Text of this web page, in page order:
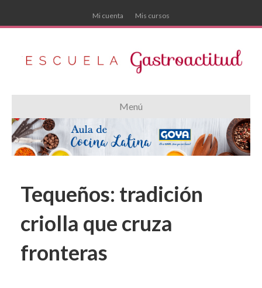
Mi cuenta Mis cursos
Menú
Tequeños: tradición
criolla que cruza
fronteras